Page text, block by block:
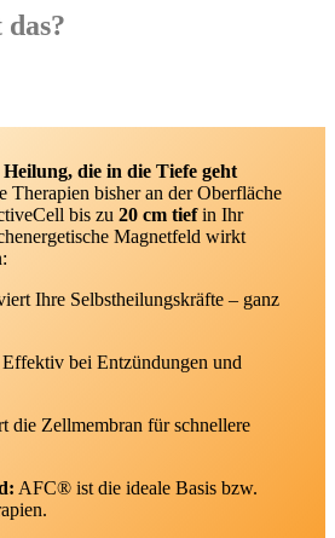
das?
die in die Tiefe geht
Therapien bisher an der Oberfläche
bis zu 20 cm tiefin Ihr
Magnetfeld wirkt
Ihre Selbstheilungskräfte – ganz
Effektiv bei Entzündungen und
die Zellmembran für schnellere
AFC® ist die ideale Basis bzw.